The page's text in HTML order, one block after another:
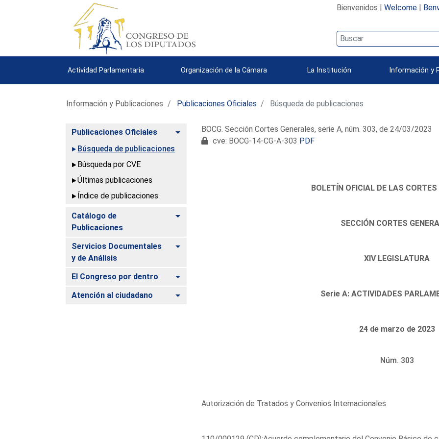
Bienvenidos | Welcome|
Actividad Parlamentaria Organización de la Cámara La Institución Información y
Información y Publicaciones Publicaciones Oficiales Búsqueda de publicaciones
Publicaciones Oficiales
Alternar
Búsqueda de publicaciones
Búsqueda por CVE
Últimas publicaciones
Índice de publicaciones
Catálogo de
Publicaciones
Alternar
Servicios Documentales
y de Análisis
Alternar
El Congreso por dentro Alternar
Atención al ciudadano Alternar
BOCG. Sección Cortes Generales, serie A, núm. 303, de 24/03/2023
cve: BOCG-14-CG-A-303 PDF
BOLETÍN OFICIAL DE LAS CORTES
SECCIÓN CORTES
XIV LEGISLATURA
Serie A: ACTIVIDADES
24 de marzo de 2023
Núm. 303
Autorización de Tratados y Convenios Internacionales